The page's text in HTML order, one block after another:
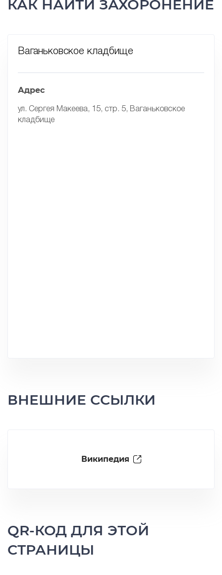
КАК НАЙТИ ЗАХОРОНЕНИЕ
Ваганьковское кладбище
Адрес
ул. Сергея Макеева, 15, стр. 5, Ваганьковское
кладбище
ВНЕШНИЕ ССЫЛКИ
Википедия
QR-КОД ДЛЯ ЭТОЙ
СТРАНИЦЫ